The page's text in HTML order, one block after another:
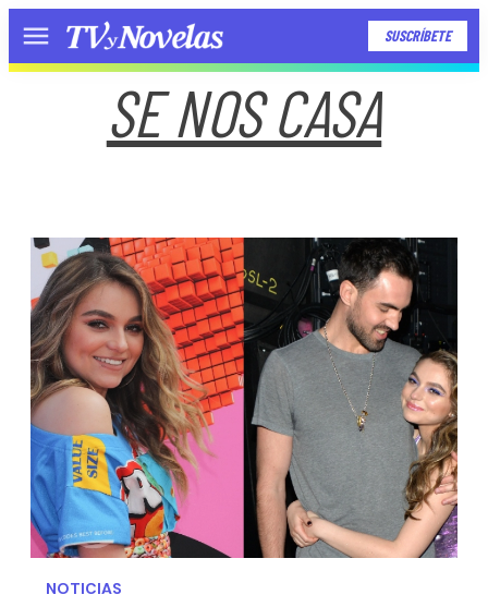
Menú SUSCRÍBETE
SE NOS CASA
NOTICIAS